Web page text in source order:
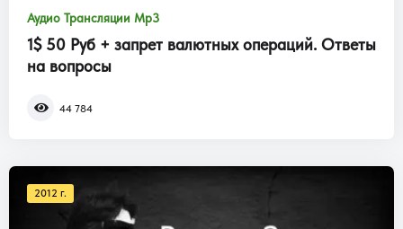
Аудио Трансляции Mp3
1$ 50 Руб + запрет валютных операций. Ответы
на вопросы
44 784
2012 г.